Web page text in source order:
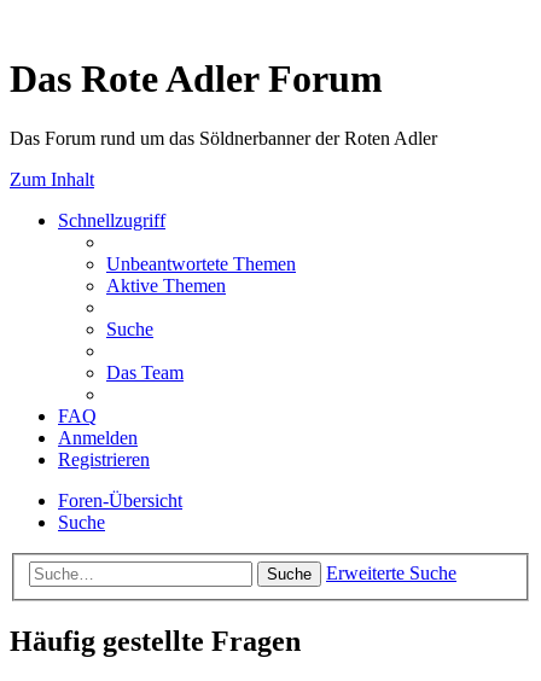
Das Rote Adler Forum
Das Forum rund um das Söldnerbanner der Roten Adler
Zum Inhalt
Schnellzugriff
Unbeantwortete Themen
Aktive Themen
Suche
Das Team
FAQ
Anmelden
Registrieren
Foren-Übersicht
Suche
Suche Erweiterte Suche
Häufig gestellte Fragen